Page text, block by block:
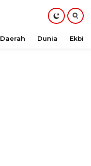
Daerah Dunia Ekbis